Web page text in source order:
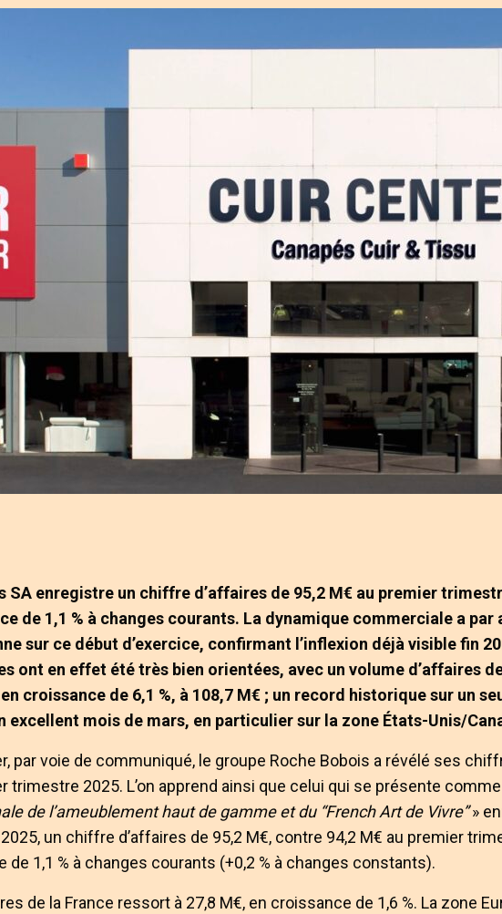
SA enregistre un chiffre d’affaires de 95,2 M€ au premier
de 1,1 % à changes courants. La dynamique commerciale a par
sur ce début d’exercice, confirmant l’inflexion déjà visible fin
ont en effet été très bien orientées, avec un volume d’affaires
croissance de 6,1 %, à 108,7 M€ ; un record historique sur un
excellent mois de mars, en particulier sur la zone États-Unis/
par voie de communiqué, le groupe Roche Bobois a révélé ses
trimestre 2025. L’on apprend ainsi que celui qui se présente comme
de l’ameublement haut de gamme et du “French Art de Vivre”»
un chiffre d’affaires de 95,2 M€, contre 94,2 M€ au premier
de 1,1 % à changes courants (+0,2 % à changes constants).
de la France ressort à 27,8 M€, en croissance de 1,6 %. La zone